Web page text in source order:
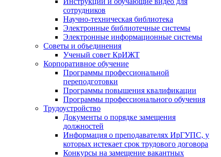
сотрудников
Научно-техническая библиотека
Электронные библиотечные системы
Электронные информационные системы
Советы и объединения
Ученый совет КрИЖТ
Корпоративное обучение
Программы профессиональной
переподготовки
Программы повышения квалификации
Программы профессионального обучения
Трудоустройство
Документы о порядке замещения
должностей
Информация о преподавателях ИрГУПС, у
которых истекает срок трудового договора
Конкурсы на замещение вакантных